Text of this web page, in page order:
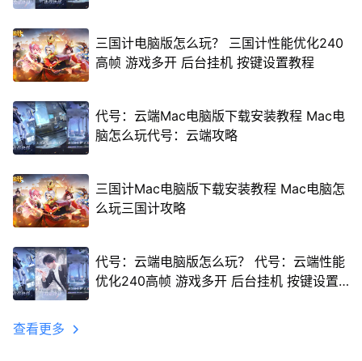
三国计电脑版怎么玩？ 三国计性能优化240
高帧 游戏多开 后台挂机 按键设置教程
代号：云端Mac电脑版下载安装教程 Mac电
脑怎么玩代号：云端攻略
三国计Mac电脑版下载安装教程 Mac电脑怎
么玩三国计攻略
代号：云端电脑版怎么玩？ 代号：云端性能
优化240高帧 游戏多开 后台挂机 按键设置
查看更多